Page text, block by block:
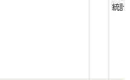
統計